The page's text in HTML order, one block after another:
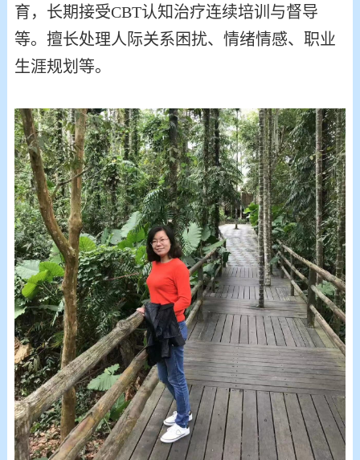
育，长期接受CBT认知治疗连续培训与督导
等。擅长处理人际关系困扰、情绪情感、职业
生涯规划等。